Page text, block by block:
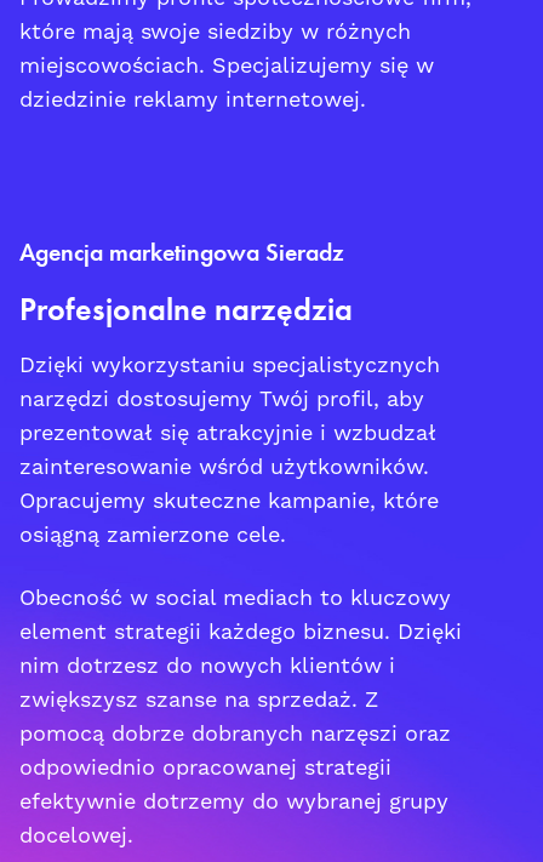
które mają swoje siedziby w różnych
miejscowościach. Specjalizujemy się w
dziedzinie reklamy internetowej.
Agencja marketingowa Sieradz
Profesjonalne narzędzia
Dzięki wykorzystaniu specjalistycznych
narzędzi dostosujemy Twój profil, aby
prezentował się atrakcyjnie i wzbudzał
zainteresowanie wśród użytkowników.
Opracujemy skuteczne kampanie, które
osiągną zamierzone cele.
Obecność w social mediach to kluczowy
element strategii każdego biznesu. Dzięki
nim dotrzesz do nowych klientów i
zwiększysz szanse na sprzedaż. Z
pomocą dobrze dobranych narzęszi oraz
odpowiednio opracowanej strategii
efektywnie dotrzemy do wybranej grupy
docelowej.